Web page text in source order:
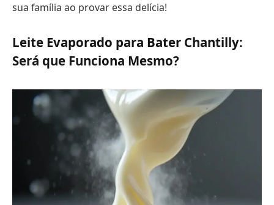
sua família ao provar essa delícia!
Leite Evaporado para Bater Chantilly:
Será que Funciona Mesmo?